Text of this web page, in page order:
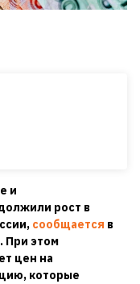
и
рост в
сообщается в
При этом
цен на
которые